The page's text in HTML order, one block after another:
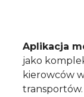
Aplikacja
jako
kierowców
transportów.